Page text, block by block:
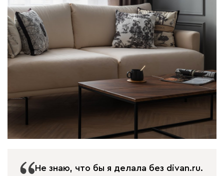
Не знаю, что бы я делала без divan.ru.